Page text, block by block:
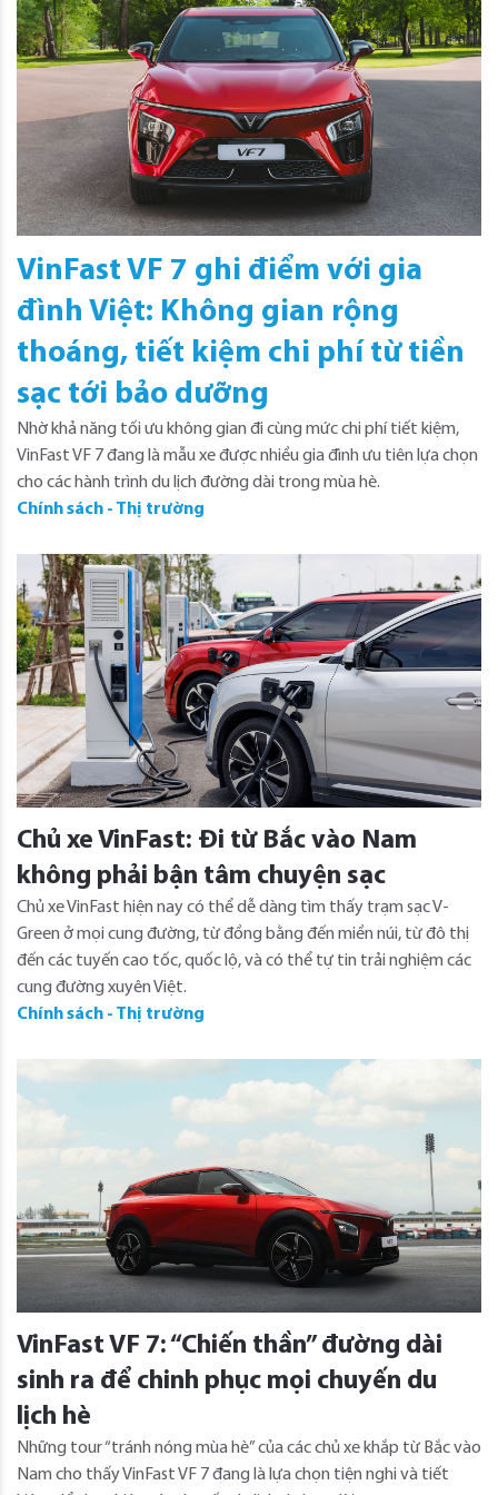
VinFast VF 7 ghi điểm với gia
đình Việt: Không gian rộng
thoáng, tiết kiệm chi phí từ tiền
sạc tới bảo dưỡng
Nhờ khả năng tối ưu không gian đi cùng mức chi phí tiết kiệm,
VinFast VF 7 đang là mẫu xe được nhiều gia đình ưu tiên lựa chọn
cho các hành trình du lịch đường dài trong mùa hè.
Chính sách - Thị trường
Chủ xe VinFast: Đi từ Bắc vào Nam
không phải bận tâm chuyện sạc
Chủ xe VinFast hiện nay có thể dễ dàng tìm thấy trạm sạc V-
Green ở mọi cung đường, từ đồng bằng đến miền núi, từ đô thị
đến các tuyến cao tốc, quốc lộ, và có thể tự tin trải nghiệm các
cung đường xuyên Việt.
Chính sách - Thị trường
VinFast VF 7: “Chiến thần” đường dài
sinh ra để chinh phục mọi chuyến du
lịch hè
Những tour “tránh nóng mùa hè” của các chủ xe khắp từ Bắc vào
Nam cho thấy VinFast VF 7 đang là lựa chọn tiện nghi và tiết